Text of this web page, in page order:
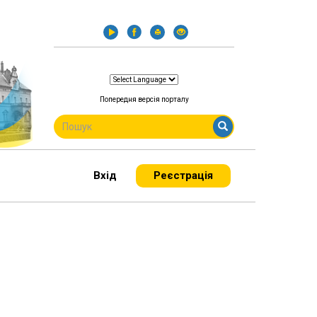
Попередня версія порталу
ПОШУКОВА
ФОРМА
Пошук
Вхід
Реєстрація